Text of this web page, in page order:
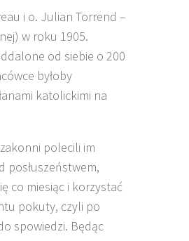
i o. Julian Torrend –
w roku 1905.
od siebie o 200
byłoby
katolickimi na
zakonni polecili im
posłuszeństwem,
co miesiąc i korzystać
pokuty, czyli po
spowiedzi. Będąc